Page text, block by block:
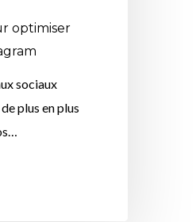
optimiser
sociaux
plus en plus